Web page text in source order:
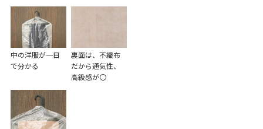
中の洋服が一目
で分かる
裏面は、不織布
だから通気性、
高級感が〇